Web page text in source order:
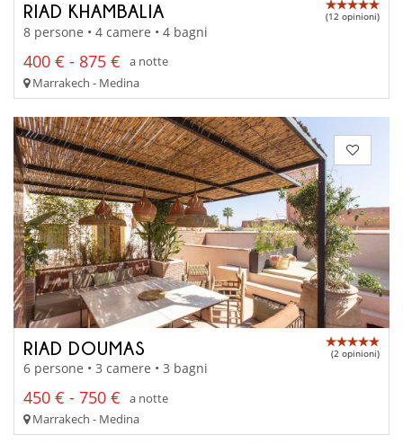
RIAD KHAMBALIA (12 opinioni)
8 persone • 4 camere • 4 bagni
400 € - 875 €
a notte
Marrakech - Medina
RIAD DOUMAS (2 opinioni)
6 persone • 3 camere • 3 bagni
450 € - 750 €
a notte
Marrakech - Medina